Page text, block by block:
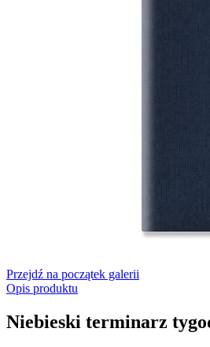
Przejdź na początek galerii
Opis produktu
Niebieski terminarz